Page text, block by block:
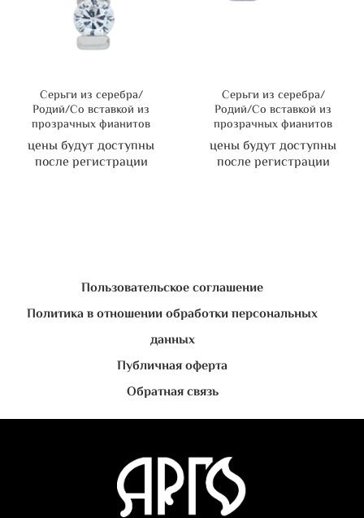
Серьги из серебра/
Родий/Со вставкой из
прозрачных фианитов
цены будут доступны
после регистрации
Серьги из серебра/
Родий/Со вставкой из
прозрачных фианитов
цены будут доступны
после регистрации
Пользовательское соглашение
Политика в отношении обработки персональных
данных
Публичная оферта
Обратная связь